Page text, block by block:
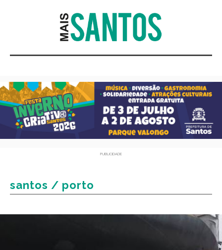
PUBLICIDADE
santos / porto